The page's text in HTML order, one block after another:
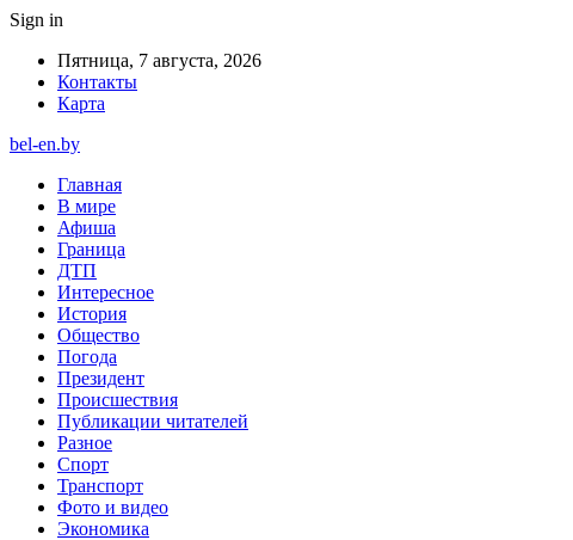
Sign in
Пятница, 7 августа, 2026
Контакты
Карта
bel-en.by
Главная
В мире
Афиша
Граница
ДТП
Интересное
История
Общество
Погода
Президент
Происшествия
Публикации читателей
Разное
Спорт
Транспорт
Фото и видео
Экономика